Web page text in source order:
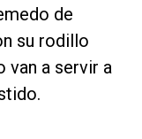
de
su rodillo
van a servir a